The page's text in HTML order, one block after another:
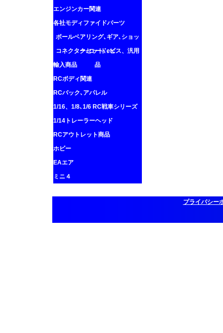
エンジンカー関連
各社モディファイドパーツ
ボールベアリング､ギア､ショッ
クセット､etc
コネクター､コード､ビス、汎用
品
輸入商品
RCボディ関連
RCバック､アパレル
1/16、1/8､1/6 RC戦車シリーズ
1/14トレーラーヘッド
RCアウトレット商品
ホビー
EAエア
ミニ４
プライバシー